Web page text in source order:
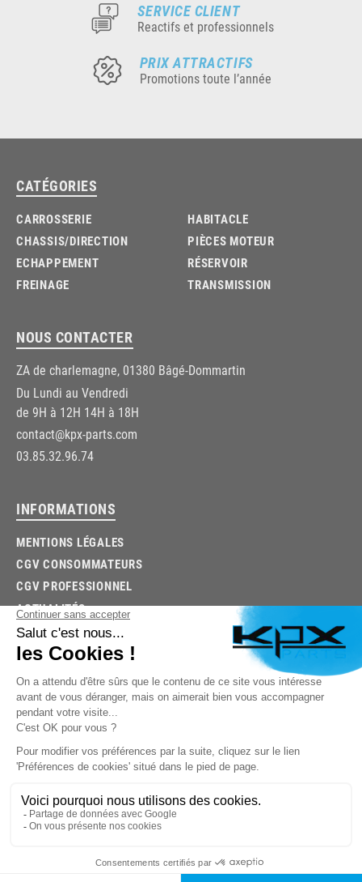
SERVICE CLIENT
Reactifs et professionnels
PRIX ATTRACTIFS
Promotions toute l’année
03.85.32.96.74
© 2026 -KPX PARTS- SITE CRÉÉ PARLET'S CLIC
CATÉGORIES
CARROSSERIE
CHASSIS/DIRECTION
ECHAPPEMENT
FREINAGE
HABITACLE
PIÈCES MOTEUR
RÉSERVOIR
TRANSMISSION
NOUS CONTACTER
ZA de charlemagne, 01380 Bâgé-Dommartin
Du Lundi au Vendredi
de 9H à 12H 14H à 18H
contact@kpx-parts.com
03.85.32.96.74
INFORMATIONS
MENTIONS LÉGALES
CGV CONSOMMATEURS
CGV PROFESSIONNEL
ACTUALITÉS
TROUVEZ LA BONNE PIÈCE RAPIDEMENT